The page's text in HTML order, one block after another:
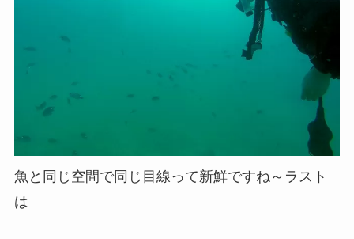
魚と同じ空間で同じ目線って新鮮ですね～ラスト
は